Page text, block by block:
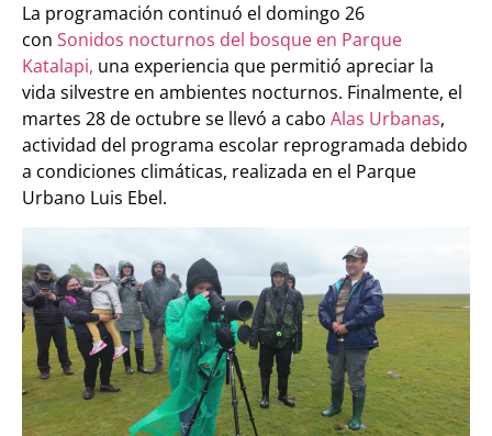
La programación continuó el domingo 26
con Sonidos nocturnos del bosque en Parque
Katalapi, una experiencia que permitió apreciar la
vida silvestre en ambientes nocturnos. Finalmente, el
martes 28 de octubre se llevó a cabo Alas Urbanas,
actividad del programa escolar reprogramada debido
a condiciones climáticas, realizada en el Parque
Urbano Luis Ebel.